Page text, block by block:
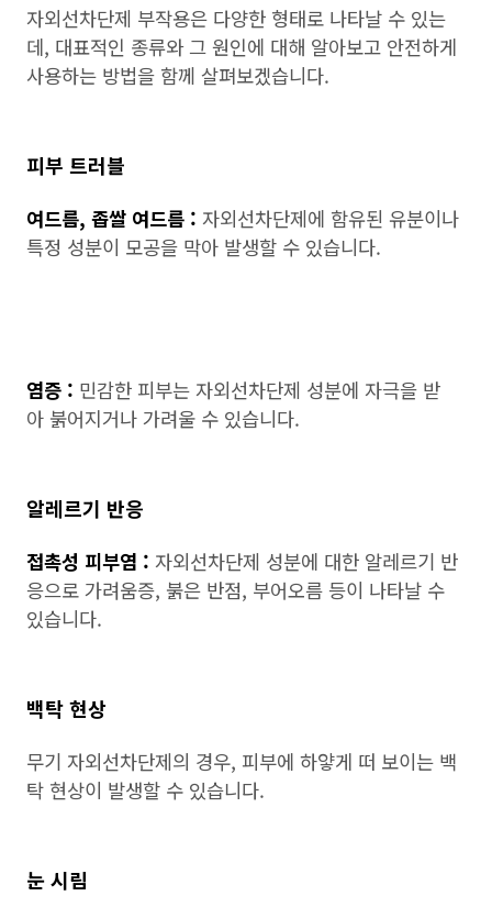
자외선차단제 부작용은 다양한 형태로 나타날 수 있는
데, 대표적인 종류와 그 원인에 대해 알아보고 안전하게
사용하는 방법을 함께 살펴보겠습니다.
피부 트러블
여드름, 좁쌀 여드름 : 자외선차단제에 함유된 유분이나
특정 성분이 모공을 막아 발생할 수 있습니다.
염증 : 민감한 피부는 자외선차단제 성분에 자극을 받
아 붉어지거나 가려울 수 있습니다.
알레르기 반응
접촉성 피부염 : 자외선차단제 성분에 대한 알레르기 반
응으로 가려움증, 붉은 반점, 부어오름 등이 나타날 수
있습니다.
백탁 현상
무기 자외선차단제의 경우, 피부에 하얗게 떠 보이는 백
탁 현상이 발생할 수 있습니다.
눈 시림